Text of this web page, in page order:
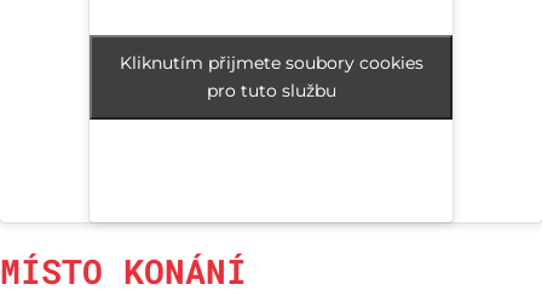
MÍSTO KONÁNÍ
Kliknutím přijmete soubory cookies
pro tuto službu
Kliknutím přijmete soubory cookies
pro tuto službu